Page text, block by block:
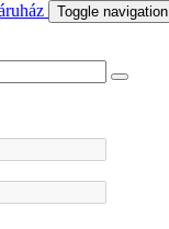
Toggle navigation